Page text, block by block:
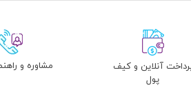
چند اصل کلیدی توانسته اعتماد
آنلاین و کیف
پول
مشاوره و